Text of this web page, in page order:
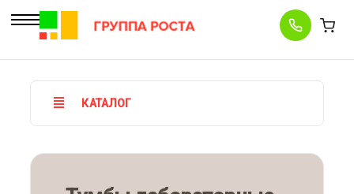
КАТАЛОГ